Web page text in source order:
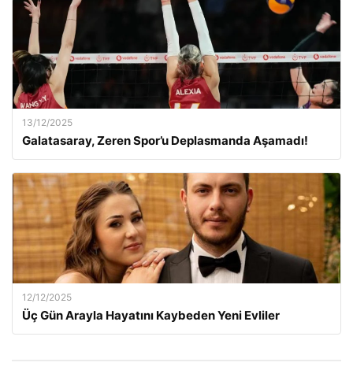
13/12/2025
Galatasaray, Zeren Spor’u Deplasmanda Aşamadı!
12/12/2025
Üç Gün Arayla Hayatını Kaybeden Yeni Evliler